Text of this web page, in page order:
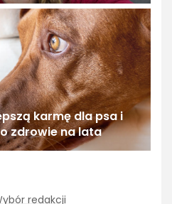
karmę dla psa i
zdrowie na lata
redakcji